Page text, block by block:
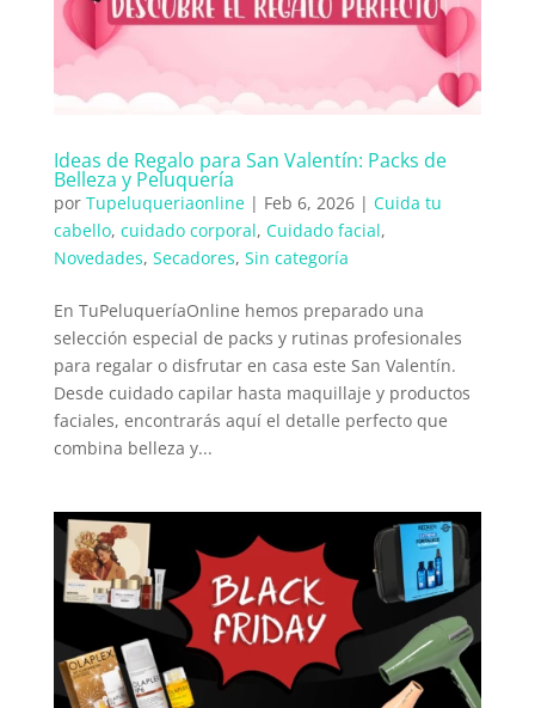
Ideas de Regalo para San Valentín: Packs de
Belleza y Peluquería
por Tupeluqueriaonline| Feb 6, 2026| Cuida tu
cabello, cuidado corporal, Cuidado facial,
Novedades, Secadores, Sin categoría
En TuPeluqueríaOnline hemos preparado una
selección especial de packs y rutinas profesionales
para regalar o disfrutar en casa este San Valentín.
Desde cuidado capilar hasta maquillaje y productos
faciales, encontrarás aquí el detalle perfecto que
combina belleza y...